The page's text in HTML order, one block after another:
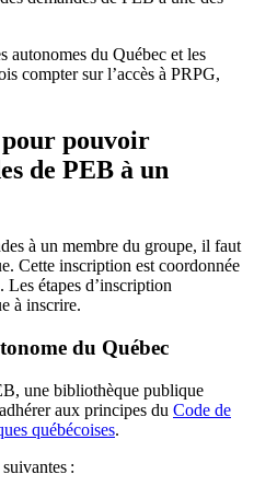
autonomes du Québec et les
compter sur l’accès à PRPG,
pouvoir
de PEB à un
à un membre du groupe, il faut
Cette inscription est coordonnée
étapes d’inscription
à inscrire.
du Québec
une bibliothèque publique
aux principes du Code de
québécoises.
: